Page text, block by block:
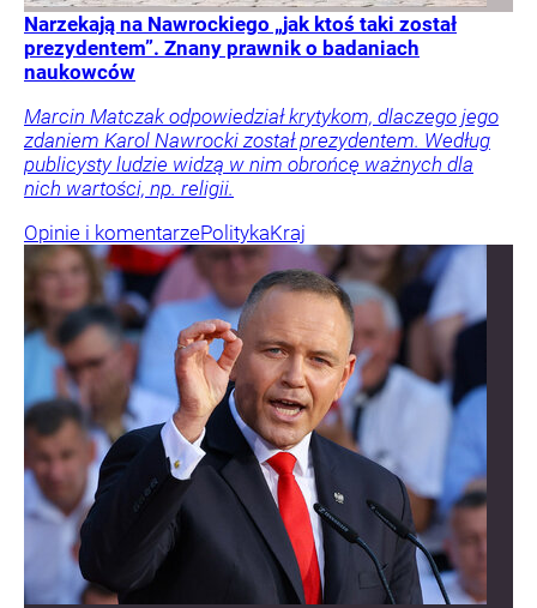
Narzekają na Nawrockiego „jak ktoś taki został
prezydentem”. Znany prawnik o badaniach
naukowców
Marcin Matczak odpowiedział krytykom, dlaczego jego
zdaniem Karol Nawrocki został prezydentem. Według
publicysty ludzie widzą w nim obrońcę ważnych dla
nich wartości, np. religii.
Opinie i komentarzePolitykaKraj